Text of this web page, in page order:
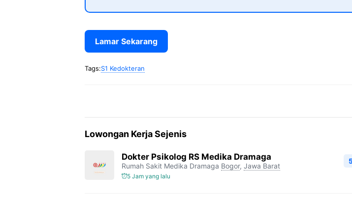
Lamar Sekarang
Tags:S1 Kedokteran
Lowongan Kerja Sejenis
Dokter Psikolog RS Medika Dramaga
Rumah Sakit Medika Dramaga Bogor, Jawa Barat
5 Jam yang lalu